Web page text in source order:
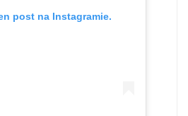
post na Instagramie.